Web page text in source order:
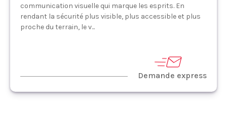
communication visuelle qui marque les esprits. En
rendant la sécurité plus visible, plus accessible et plus
proche du terrain, le v...
Demande express